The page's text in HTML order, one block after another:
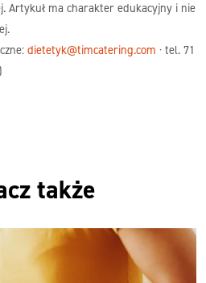
Artykuł ma charakter edukacyjny i nie
dietetyk@timcatering.com · tel. 71
także